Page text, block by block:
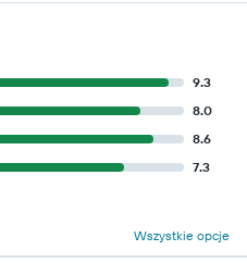
9.3
8.0
8.6
7.3
Wszystkie opcje